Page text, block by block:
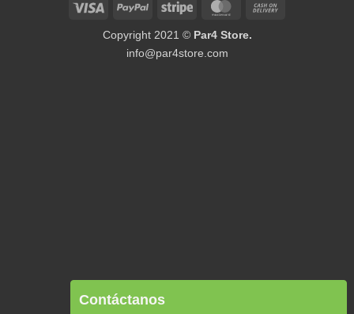
Visa PayPal Stripe MasterCard
Copyright 2021 © Par4 Store.
info@par4store.com
Contáctanos